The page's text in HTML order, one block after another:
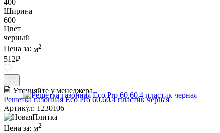
400
Ширина
600
Цвет
черный
Цена за: м2
512₽
Уточняйте у менеджера
Решетка газонная Eco Pro 60.60.4 пластик черная
Артикул: 1230106
Цена за: м2